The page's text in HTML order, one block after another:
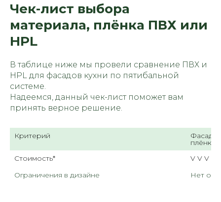
Чек-лист выбора
материала, плёнка ПВХ или
HPL
В таблице ниже мы провели сравнение ПВХ и
HPL для фасадов кухни по пятибальной
системе.
Надеемся, данный чек-лист поможет вам
принять верное решение.
Критерий Фасады
плёнки
Стоимость*
V V V V
Ограничения в дизайне
Нет